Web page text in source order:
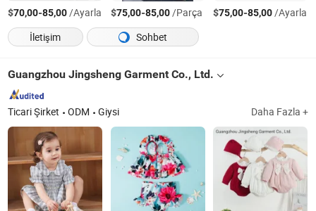
$70,00-85,00/Ayarla $75,00-85,00/Parça $75,00-85,00/Ayarla
İletişim
Sohbet
Guangzhou Jingsheng Garment Co., Ltd.
Ticari Şirket ODM Giysi Daha Fazla +